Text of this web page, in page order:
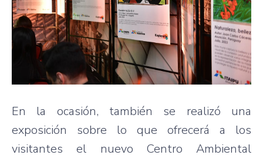
En la ocasión, también se realizó una
exposición sobre lo que ofrecerá a los
visitantes el nuevo Centro Ambiental